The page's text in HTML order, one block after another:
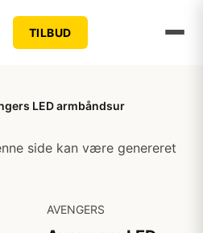
TILBUD
LED armbåndsur
side kan være genereret
AVENGERS